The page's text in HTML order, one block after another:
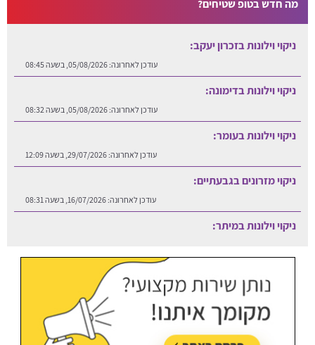
מה חדש בטופ שטיחים?
ניקוי וילונות בזכרון יעקב:
עודכן לאחרונה: 05/08/2026, בשעה 08:45
ניקוי וילונות בדימונה:
עודכן לאחרונה: 05/08/2026, בשעה 08:32
ניקוי וילונות בעומר:
עודכן לאחרונה: 29/07/2026, בשעה 12:09
ניקוי מזרונים בגבעתיים:
עודכן לאחרונה: 16/07/2026, בשעה 08:31
ניקוי וילונות במיתר: